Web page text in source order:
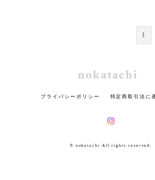
1
nokatachi
プライバシーポリシー 特定商取引法に
© nokatachi All rights reserved.